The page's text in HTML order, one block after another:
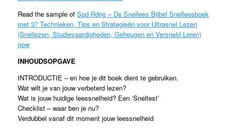
Read the sample of Spd Rdng – De Snellees Bijbel Snelleesboek
met 37 Technieken, Tips en Strategieën voor Ultrasnel Lezen
(Snellezen, Studievaardigheden, Geheugen en Versneld Leren)
now
INHOUDSOPGAVE
INTRODUCTIE – en hoe je dit boek dient te gebruiken.
Wat wilt je van jouw verbeterd lezen?
Wat is jouw huidige leessnelheid? Een ‘Sneltest’
Checklist – waar ben je nu?
Verdubbel vanaf dit moment jouw leessnelheid